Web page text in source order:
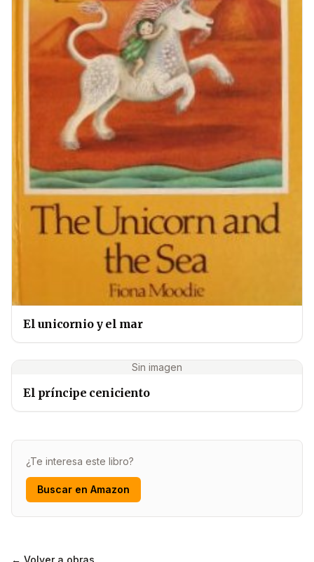
El unicornio y el mar
Sin imagen
El príncipe ceniciento
¿Te interesa este libro?
Buscar en Amazon